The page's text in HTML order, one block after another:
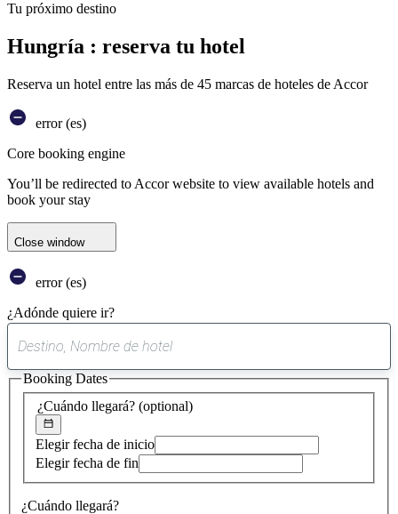
Tu próximo destino
Hungría : reserva tu hotel
Reserva un hotel entre las más de 45 marcas de hoteles de Accor
error (es)
Core booking engine
You’ll be redirected to Accor website to view available hotels and
book your stay
Close window
error (es)
¿Adónde quiere ir?
sugerencia
encontrada
¿Cuándo llegará? (optional)
Elegir fecha de inicio
Elegir fecha de fin
¿Cuándo llegará?
Booking Dates